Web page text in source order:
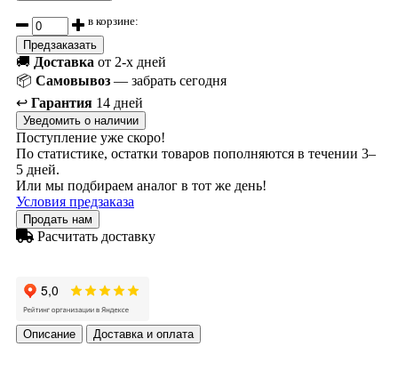
в корзине:
Предзаказать
🚚 Доставка от 2-х дней
📦 Самовывоз — забрать сегодня
↩️ Гарантия 14 дней
Уведомить о наличии
Поступление уже скоро!
По статистике, остатки товаров пополняются в течении 3–
5 дней.
Или мы подбираем аналог в тот же день!
Условия предзаказа
Продать нам
Расчитать доставку
Описание Доставка и оплата